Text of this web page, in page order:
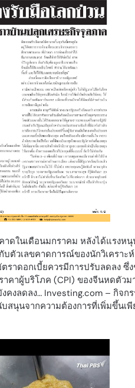
ดในเดือนมกราคม หลังได้แรงห
ตัวเลขคาดการณ์ของนักวิเคราะ
าดอกเบี้ยควรมีการปรับลดลง ซึ่
คาผู้บริโภค (CPI) ของจีนหดตัวม
งลดลง… Investing.com – กิจก
นุนจากความต้องการที่เพิ่มขึ้นเพี